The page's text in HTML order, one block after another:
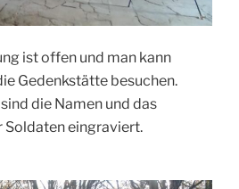
ist offen und man kann
Gedenkstätte besuchen.
die Namen und das
Soldaten eingraviert.